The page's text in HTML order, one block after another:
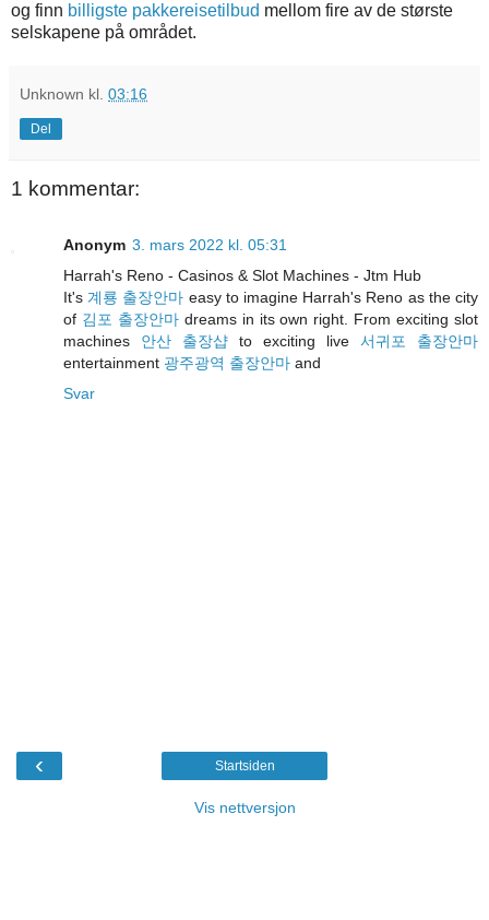
og finn billigste pakkereisetilbud mellom fire av de største
selskapene på området.
Unknown kl. 03:16
Del
1 kommentar:
Anonym 3. mars 2022 kl. 05:31
Harrah's Reno - Casinos & Slot Machines - Jtm Hub
It's 계룡 출장안마 easy to imagine Harrah's Reno as the city
of 김포 출장안마dreams in its own right. From exciting slot
machines 안산 출장샵 to exciting live 서귀포 출장안마
entertainment 광주광역 출장안마 and
Svar
‹ Startsiden
Vis nettversjon